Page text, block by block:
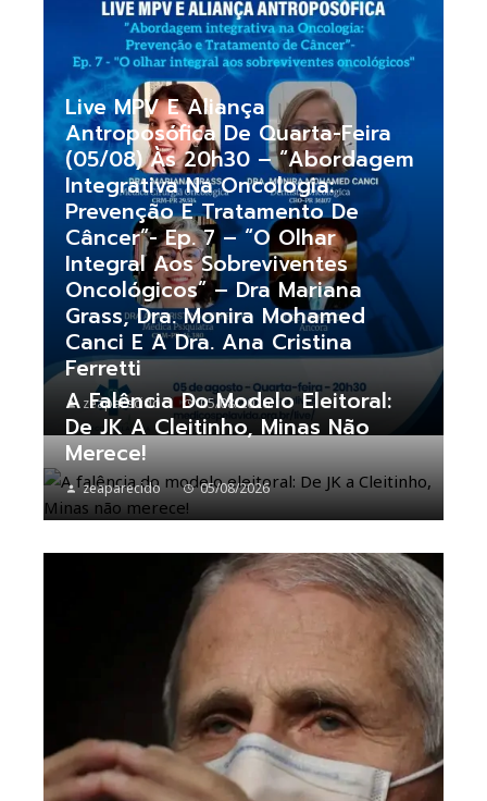
Live MPV E Aliança
Antroposófica De Quarta-Feira
(05/08) Às 20h30 – “Abordagem
Integrativa Na Oncologia:
Prevenção E Tratamento De
Câncer”- Ep. 7 – “O Olhar
Integral Aos Sobreviventes
Oncológicos” – Dra Mariana
Grass, Dra. Monira Mohamed
Canci E A Dra. Ana Cristina
Ferretti
zeaparecido 05/08/2026
A Falência Do Modelo Eleitoral:
De JK A Cleitinho, Minas Não
Merece!
zeaparecido 05/08/2026